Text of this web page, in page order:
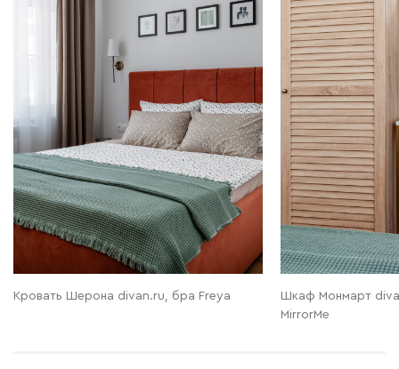
Кровать Шерона divan.ru, бра Freya
Шкаф Монмарт
MirrorMe